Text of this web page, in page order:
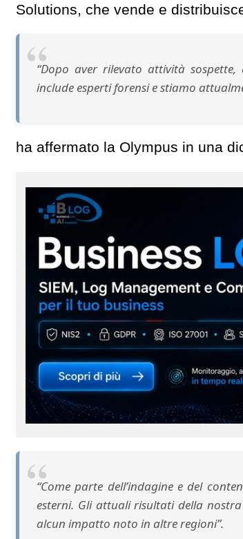
Solutions, che vende e
“Dopo aver rilevato attività
include esperti forensi e stiamo
ha affermato la Olympus in una
“Come parte dell’indagine e del
esterni. Gli attuali risultati della
alcun impatto noto in altre regioni”.